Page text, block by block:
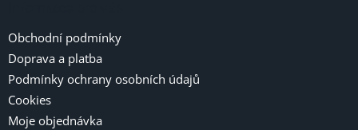
Obchodní podmínky
Doprava a platba
Podmínky ochrany osobních údajů
Cookies
Moje objednávka